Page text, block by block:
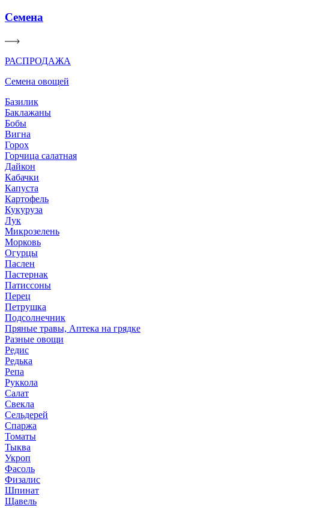
Семена
РАСПРОДАЖА
Семена овощей
Базилик
Баклажаны
Бобы
Вигна
Горох
Горчица салатная
Дайкон
Кабачки
Капуста
Картофель
Кукуруза
Лук
Микрозелень
Морковь
Огурцы
Паслен
Пастернак
Патиссоны
Перец
Петрушка
Подсолнечник
Пряные травы, Аптека на грядке
Разные овощи
Редис
Редька
Репа
Руккола
Салат
Свекла
Сельдерей
Спаржа
Томаты
Тыква
Укроп
Фасоль
Физалис
Шпинат
Щавель